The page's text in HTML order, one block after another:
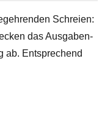
Schreien:
das Ausgaben-
ab. Entsprechend